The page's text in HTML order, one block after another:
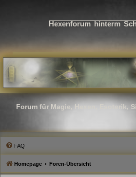
Hexenforum hinterm
Forum für Magie, Hexen, Esoterik,
FAQ
Homepage Foren-Übersicht